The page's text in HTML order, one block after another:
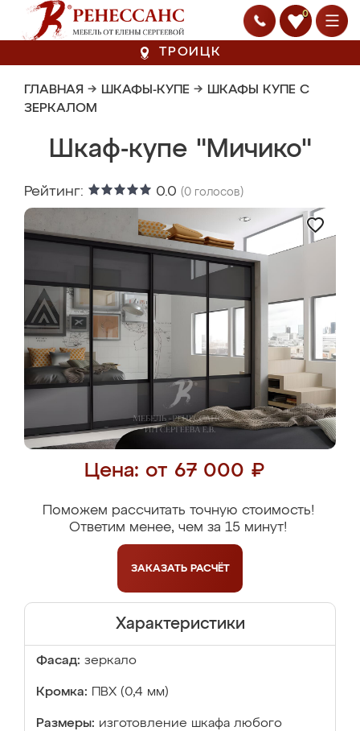
0
ТРОИЦК
ГЛАВНАЯ → ШКАФЫ-КУПЕ → ШКАФЫ КУПЕ С
ЗЕРКАЛОМ
Шкаф-купе "Мичико"
Рейтинг: 0.0 (0 голосов)
Цена: от 67 000 ₽
Поможем рассчитать точную стоимость!
Ответим менее, чем за 15 минут!
ЗАКАЗАТЬ РАСЧЁТ
Характеристики
Фасад: зеркало
Кромка: ПВХ (0,4 мм)
Размеры: изготовление шкафа любого